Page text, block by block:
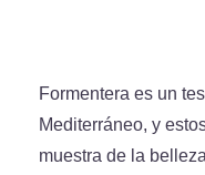
Formentera es un
Mediterráneo, y
muestra de la